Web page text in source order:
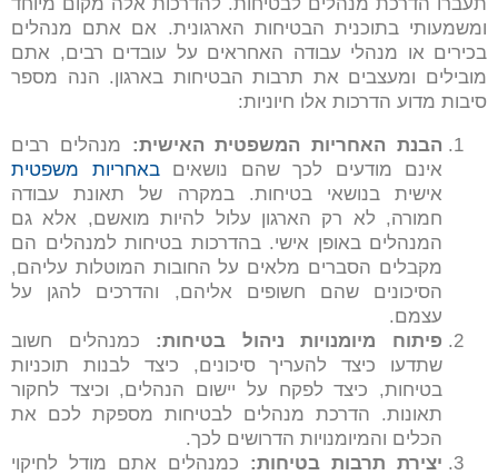
ומשמעותי בתוכנית הבטיחות הארגונית. אם אתם מנהלים
בכירים או מנהלי עבודה האחראים על עובדים רבים, אתם
מובילים ומעצבים את תרבות הבטיחות בארגון. הנה מספר
סיבות מדוע הדרכות אלו חיוניות:
הבנת האחריות המשפטית האישית: מנהלים רבים
אינם מודעים לכך שהם נושאיםבאחריות משפטית
אישית בנושאי בטיחות. במקרה של תאונת עבודה
חמורה, לא רק הארגון עלול להיות מואשם, אלא גם
המנהלים באופן אישי. בהדרכות בטיחות למנהלים הם
מקבלים הסברים מלאים על החובות המוטלות עליהם,
הסיכונים שהם חשופים אליהם, והדרכים להגן על
עצמם.
פיתוח מיומנויות ניהול בטיחות: כמנהלים חשוב
שתדעו כיצד להעריך סיכונים, כיצד לבנות תוכניות
בטיחות, כיצד לפקח על יישום הנהלים, וכיצד לחקור
תאונות. הדרכת מנהלים לבטיחות מספקת לכם את
הכלים והמיומנויות הדרושים לכך.
יצירת תרבות בטיחות: כמנהלים אתם מודל לחיקוי